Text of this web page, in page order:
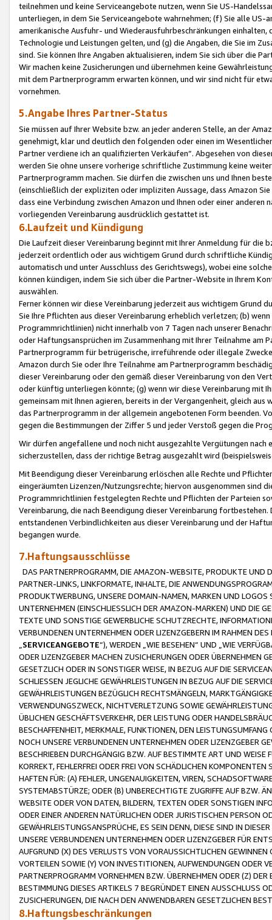
teilnehmen und keine Serviceangebote nutzen, wenn Sie US-
unterliegen, in dem Sie Serviceangebote wahrnehmen; (f) Sie alle
amerikanische Ausfuhr- und Wiederausfuhrbeschränkungen
Technologie und Leistungen gelten, und (g) die Angaben, die Sie im
sind. Sie können Ihre Angaben aktualisieren, indem Sie sich über die
Wir machen keine Zusicherungen und übernehmen keine
mit dem Partnerprogramm erwarten können, und wir sind nicht für
vornehmen.
5.Angabe Ihres Partner-Status
Sie müssen auf Ihrer Website bzw. an jeder anderen Stelle, an der
genehmigt, klar und deutlich den folgenden oder einen im
Partner verdiene ich an qualifizierten Verkäufen“. Abgesehen von
werden Sie ohne unsere vorherige schriftliche Zustimmung keine
Partnerprogramm machen. Sie dürfen die zwischen uns und Ihnen
(einschließlich der expliziten oder impliziten Aussage, dass Amazon
dass eine Verbindung zwischen Amazon und Ihnen oder einer
vorliegenden Vereinbarung ausdrücklich gestattet ist.
6.Laufzeit und Kündigung
Die Laufzeit dieser Vereinbarung beginnt mit Ihrer Anmeldung für die
jederzeit ordentlich oder aus wichtigem Grund durch schriftliche
automatisch und unter Ausschluss des Gerichtswegs), wobei eine
können kündigen, indem Sie sich über die Partner-Website in Ihrem
auswählen.
Ferner können wir diese Vereinbarung jederzeit aus wichtigem Grund
Sie Ihre Pflichten aus dieser Vereinbarung erheblich verletzen; (b)
Programmrichtlinien) nicht innerhalb von 7 Tagen nach unserer
oder Haftungsansprüchen im Zusammenhang mit Ihrer Teilnahme am
Partnerprogramm für betrügerische, irreführende oder illegale
Amazon durch Sie oder Ihre Teilnahme am Partnerprogramm
dieser Vereinbarung oder den gemäß dieser Vereinbarung von den
oder künftig unterliegen könnte; (g) wenn wir diese Vereinbarung mit
gemeinsam mit Ihnen agieren, bereits in der Vergangenheit, gleich
das Partnerprogramm in der allgemein angebotenen Form beenden.
gegen die Bestimmungen der Ziffer 5 und jeder Verstoß gegen die
Wir dürfen angefallene und noch nicht ausgezahlte Vergütungen
sicherzustellen, dass der richtige Betrag ausgezahlt wird
Mit Beendigung dieser Vereinbarung erlöschen alle Rechte und
eingeräumten Lizenzen/Nutzungsrechte; hiervon ausgenommen sind
Programmrichtlinien festgelegten Rechte und Pflichten der Parteien
Vereinbarung, die nach Beendigung dieser Vereinbarung
entstandenen Verbindlichkeiten aus dieser Vereinbarung und der
begangen wurde.
7.Haftungsausschlüsse
DAS PARTNERPROGRAMM, DIE AMAZON-WEBSITE, PRODUKTE UND
PARTNER-LINKS, LINKFORMATE, INHALTE, DIE
PRODUKTWERBUNG, UNSERE DOMAIN-NAMEN, MARKEN UND
UNTERNEHMEN (EINSCHLIESSLICH DER AMAZON-MARKEN) UND DIE
TEXTE UND SONSTIGE GEWERBLICHE SCHUTZRECHTE,
VERBUNDENEN UNTERNEHMEN ODER LIZENZGEBERN IM RAHMEN
SERVICEANGEBOTE“), WERDEN „WIE BESEHEN“ UND „WIE
ODER LIZENZGEBER MACHEN ZUSICHERUNGEN ODER ÜBERNEHMEN
GESETZLICH ODER IN SONSTIGER WEISE, IN BEZUG AUF DIE
SCHLIESSEN JEGLICHE GEWÄHRLEISTUNGEN IN BEZUG AUF DIE
GEWÄHRLEISTUNGEN BEZÜGLICH RECHTSMÄNGELN,
VERWENDUNGSZWECK, NICHTVERLETZUNG SOWIE
ÜBLICHEN GESCHÄFTSVERKEHR, DER LEISTUNG ODER
BESCHAFFENHEIT, MERKMALE, FUNKTIONEN, DEN
NOCH UNSERE VERBUNDENEN UNTERNEHMEN ODER LIZENZGEBER
BESCHRIEBEN DURCHGÄNGIG BZW. AUF BESTIMMTE ART UND
KORREKT, FEHLERFREI ODER FREI VON SCHÄDLICHEN
HAFTEN FÜR: (A) FEHLER, UNGENAUIGKEITEN, VIREN,
SYSTEMABSTÜRZE; ODER (B) UNBERECHTIGTE ZUGRIFFE AUF BZW.
WEBSITE ODER VON DATEN, BILDERN, TEXTEN ODER SONSTIGEN
ODER EINER ANDEREN NATÜRLICHEN ODER JURISTISCHEN PERSON
GEWÄHRLEISTUNGSANSPRÜCHE, ES SEIN DENN, DIESE SIND IN
UNSERE VERBUNDENEN UNTERNEHMEN ODER LIZENZGEBER FÜR
AUFGRUND (X) DES VERLUSTS VON VORAUSSICHTLICHEN
VORTEILEN SOWIE (Y) VON INVESTITIONEN, AUFWENDUNGEN ODER
PARTNERPROGRAMM VORNEHMEN BZW. ÜBERNEHMEN ODER (Z)
BESTIMMUNG DIESES ARTIKELS 7 BEGRÜNDET EINEN AUSSCHLUSS
ZUSICHERUNGEN, DIE NACH DEN ANWENDBAREN GESETZLICHEN
8.Haftungsbeschränkungen